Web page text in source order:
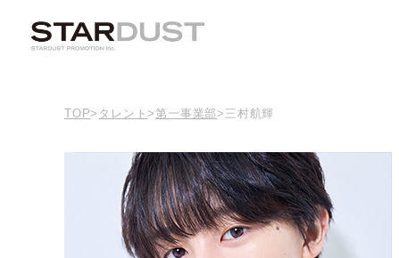
TOP> タレント> 第一事業部> 三村航輝